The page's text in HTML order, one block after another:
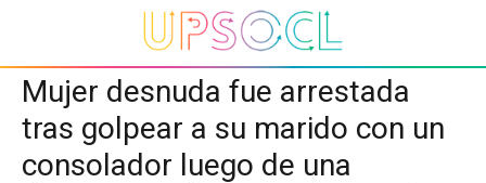
Mujer desnuda fue arrestada
tras golpear a su marido con un
consolador luego de una